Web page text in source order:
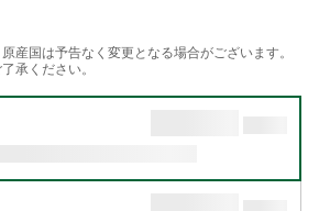
産国は予告なく変更となる場合がございます。
承ください。